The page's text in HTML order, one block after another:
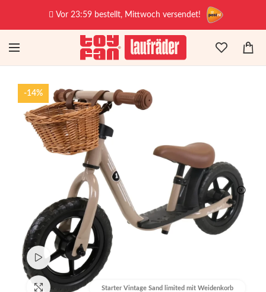
Vor 23:59 bestellt, Mittwoch versendet!
-14%
Starter Vintage Sand limited mit Weidenkorb
Produktvideo ansehen
Bild vergrößern